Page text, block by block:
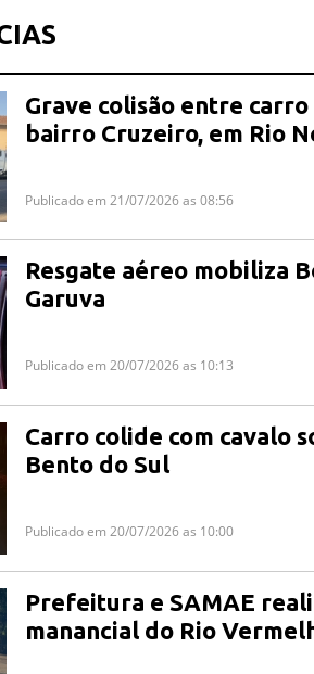
Grave colisão entre
bairro Cruzeiro, em Rio
Publicado em 21/07/2026 as 08:56
Resgate aéreo mobiliza
Garuva
Publicado em 20/07/2026 as 10:13
Carro colide com cavalo
Bento do Sul
Publicado em 20/07/2026 as 10:00
Prefeitura e SAMAE
manancial do Rio